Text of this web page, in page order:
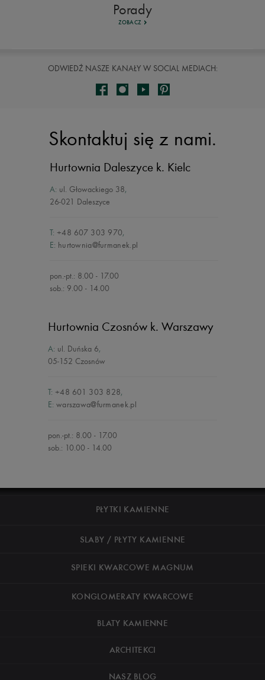
Porady
ZOBACZ
ODWIEDŹ NASZE KANAŁY W SOCIAL MEDIACH:
Skontaktuj się z nami.
Hurtownia Daleszyce k. Kielc
A: ul. Głowackiego 38,
26-021 Daleszyce
T: +48 607 303 970,
E: hurtownia@furmanek.pl
pon.-pt.: 8.00 - 17.00
sob.: 9.00 - 14.00
Hurtownia Czosnów k. Warszawy
A: ul. Duńska 6,
05-152 Czosnów
T: +48 601 303 828,
E: warszawa@furmanek.pl
pon.-pt.: 8.00 - 17.00
sob.: 10.00 - 14.00
PŁYTKI KAMIENNE
SLABY / PŁYTY KAMIENNE
SPIEKI KWARCOWE MAGNUM
KONGLOMERATY KWARCOWE
BLATY KAMIENNE
ARCHITEKCI
NASZ BLOG